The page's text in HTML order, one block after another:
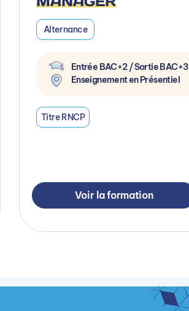
Alternance
Entrée BAC+2 / Sortie BAC+3
Enseignement en Présentiel
Titre RNCP
Voir la formation